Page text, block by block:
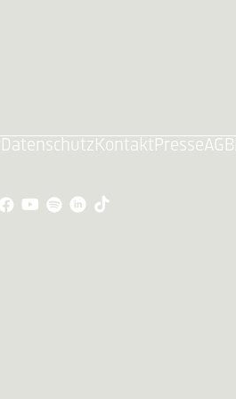
DatenschutzKontaktPresseAGB